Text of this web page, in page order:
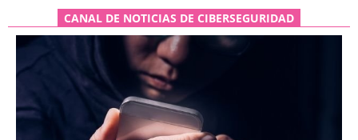
CANAL DE NOTICIAS DE CIBERSEGURIDAD